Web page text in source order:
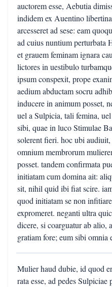
auctorem esse, Aebutia
indidem ex Auentino
arcesseret ad sese: eam
ad cuius nuntium perturbata
et grauem feminam ignara
lictores in uestibulo
ipsum conspexit, prope
aedium abductam socru
inducere in animum posset,
uel a Sulpicia, tali femina,
sibi, quae in luco Stimulae
solerent fieri. hoc ubi
omnium membrorum
posset. tandem confirmata
initiatam cum domina ait:
sit, nihil quid ibi fiat scire.
quod initiatam se non
expromeret. neganti ultra
dicere, si coarguatur ab alio,
gratiam fore; eum sibi omnia
Mulier haud dubie, id quod
rata esse, ad pedes